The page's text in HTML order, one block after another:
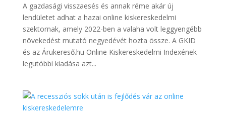
A gazdasági visszaesés és annak réme akár új
lendületet adhat a hazai online kiskereskedelmi
szektornak, amely 2022-ben a valaha volt leggyengébb
növekedést mutató negyedévét hozta össze. A GKID
és az Árukereső.hu Online Kiskereskedelmi Indexének
legutóbbi kiadása azt...